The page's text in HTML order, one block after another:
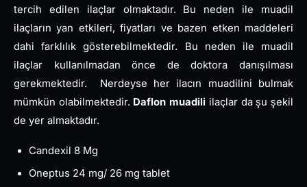
tercih edilen ilaçlar olmaktadır. Bu neden ile muadil
ilaçların yan etkileri, fiyatları ve bazen etken maddeleri
dahi farklılık gösterebilmektedir. Bu neden ile muadil
ilaçlar kullanılmadan önce de doktora danışılması
gerekmektedir. Nerdeyse her ilacın muadilini bulmak
mümkün olabilmektedir. Daflon muadili ilaçlar da şu şekil
de yer almaktadır.
Candexil 8 Mg
Oneptus 24 mg/ 26 mg tablet